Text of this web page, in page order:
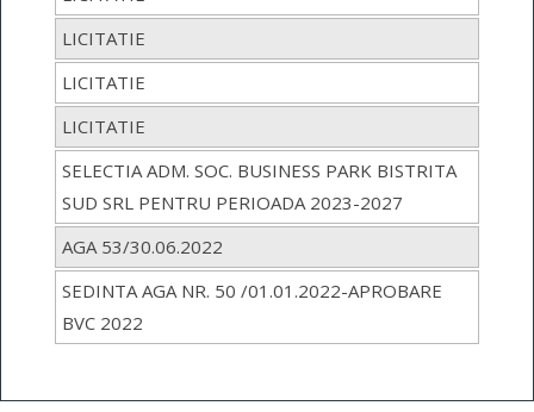
LICITATIE
LICITATIE
LICITATIE
SELECTIA ADM. SOC. BUSINESS PARK BISTRITA
SUD SRL PENTRU PERIOADA 2023-2027
AGA 53/30.06.2022
SEDINTA AGA NR. 50 /01.01.2022-APROBARE
BVC 2022